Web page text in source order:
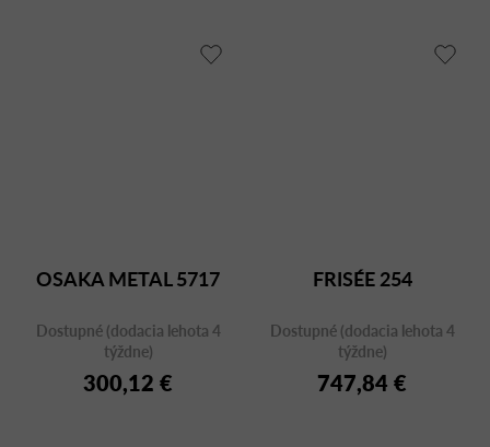
OSAKA METAL 5717
Dostupné (dodacia lehota 4
týždne)
300,12 €
FRISÉE 254
Dostupné (dodacia lehota 4
týždne)
747,84 €